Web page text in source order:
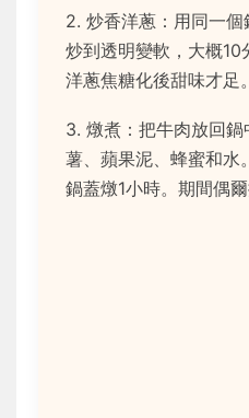
2. 炒香洋蔥：用同一
炒到透明變軟，大概10
洋蔥焦糖化後甜味才足。
3. 燉煮：把牛肉放回
薯、蘋果泥、蜂蜜和水
鍋蓋燉1小時。期間偶